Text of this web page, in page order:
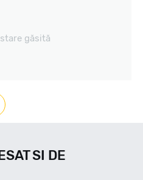
găsită
SI DE